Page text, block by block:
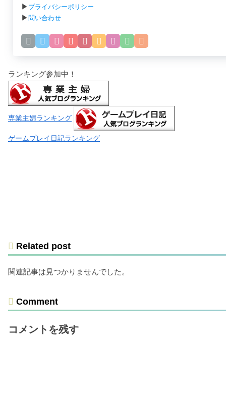
▶ プライバシーポリシー
▶ 問い合わせ
ランキング参加中！
専業主婦ランキング
ゲームプレイ日記ランキング
Related post
関連記事は見つかりませんでした。
Comment
コメントを残す